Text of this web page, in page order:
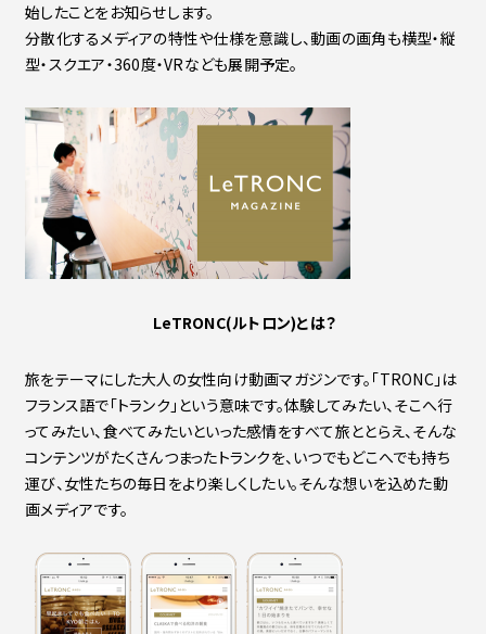
始したことをお知らせします。
分散化するメディアの特性や仕様を意識し、動画の画角も横型・縦
型・スクエア・360度・VRなども展開予定。
LeTRONC(ルトロン)とは？
旅をテーマにした大人の女性向け動画マガジンです。「TRONC」は
フランス語で「トランク」という意味です。体験してみたい、そこへ行
ってみたい、食べてみたいといった感情をすべて旅ととらえ、そんな
コンテンツがたくさんつまったトランクを、いつでもどこへでも持ち
運び、女性たちの毎日をより楽しくしたい。そんな想いを込めた動
画メディアです。